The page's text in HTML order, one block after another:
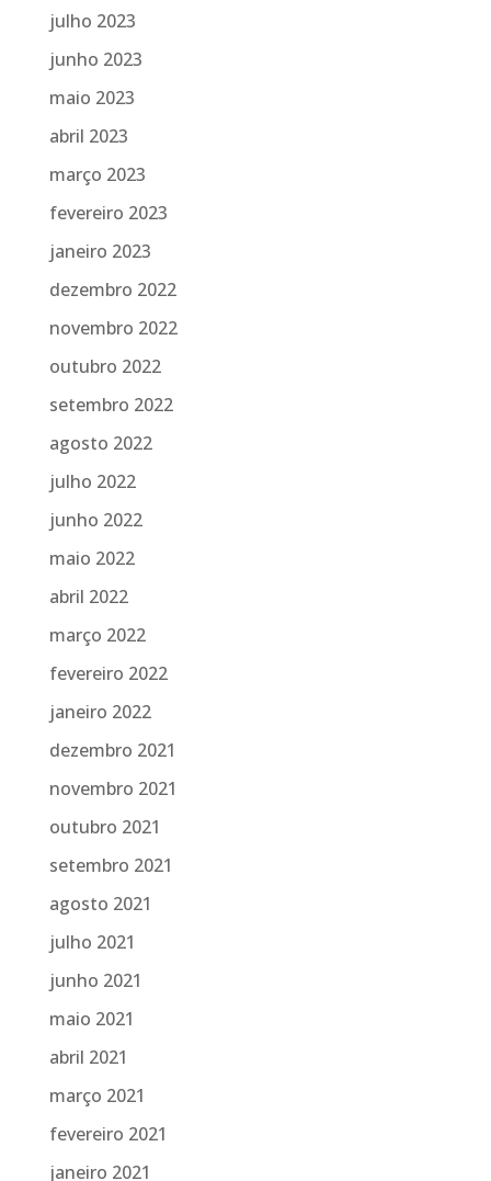
julho 2023
junho 2023
maio 2023
abril 2023
março 2023
fevereiro 2023
janeiro 2023
dezembro 2022
novembro 2022
outubro 2022
setembro 2022
agosto 2022
julho 2022
junho 2022
maio 2022
abril 2022
março 2022
fevereiro 2022
janeiro 2022
dezembro 2021
novembro 2021
outubro 2021
setembro 2021
agosto 2021
julho 2021
junho 2021
maio 2021
abril 2021
março 2021
fevereiro 2021
janeiro 2021